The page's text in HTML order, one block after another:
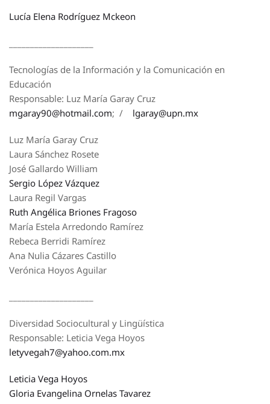
Lucía Elena Rodríguez Mckeon
Tecnologías de la Información y la Comunicación en
Educación
Responsable: Luz María Garay Cruz
mgaray90@hotmail.com; / lgaray@upn.mx
Luz María Garay Cruz
Laura Sánchez Rosete
José Gallardo William
Sergio López Vázquez
Laura Regil Vargas
Ruth Angélica Briones Fragoso
María Estela Arredondo Ramírez
Rebeca Berridi Ramírez
Ana Nulia Cázares Castillo
Verónica Hoyos Aguilar
Diversidad Sociocultural y Lingüística
Responsable: Leticia Vega Hoyos
letyvegah7@yahoo.com.mx
Leticia Vega Hoyos
Gloria Evangelina Ornelas Tavarez